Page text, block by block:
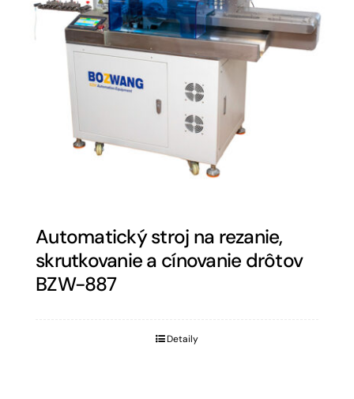
Automatický stroj na rezanie,
skrutkovanie a cínovanie drôtov
BZW-887
Detaily